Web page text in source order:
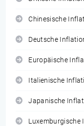
Chinesische
Deutsche
Europäische
Italienische
Japanische
Luxemburgische